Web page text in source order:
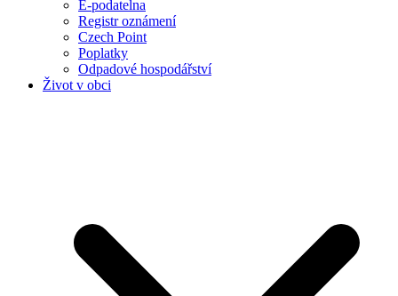
E-podatelna
Registr oznámení
Czech Point
Poplatky
Odpadové hospodářství
Život v obci